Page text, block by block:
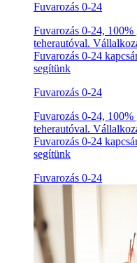
Fuvarozás 0-24
Fuvarozás 0-24,
teherautóval.
Fuvarozás 0-24
segítünk
Fuvarozás 0-24
Fuvarozás 0-24,
teherautóval.
Fuvarozás 0-24
segítünk
Fuvarozás 0-24